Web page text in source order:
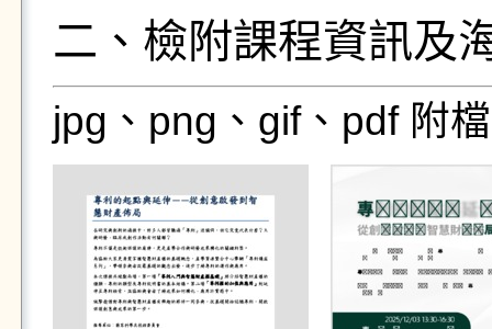
二、檢附課程資訊及
jpg、png、gif、pdf 附